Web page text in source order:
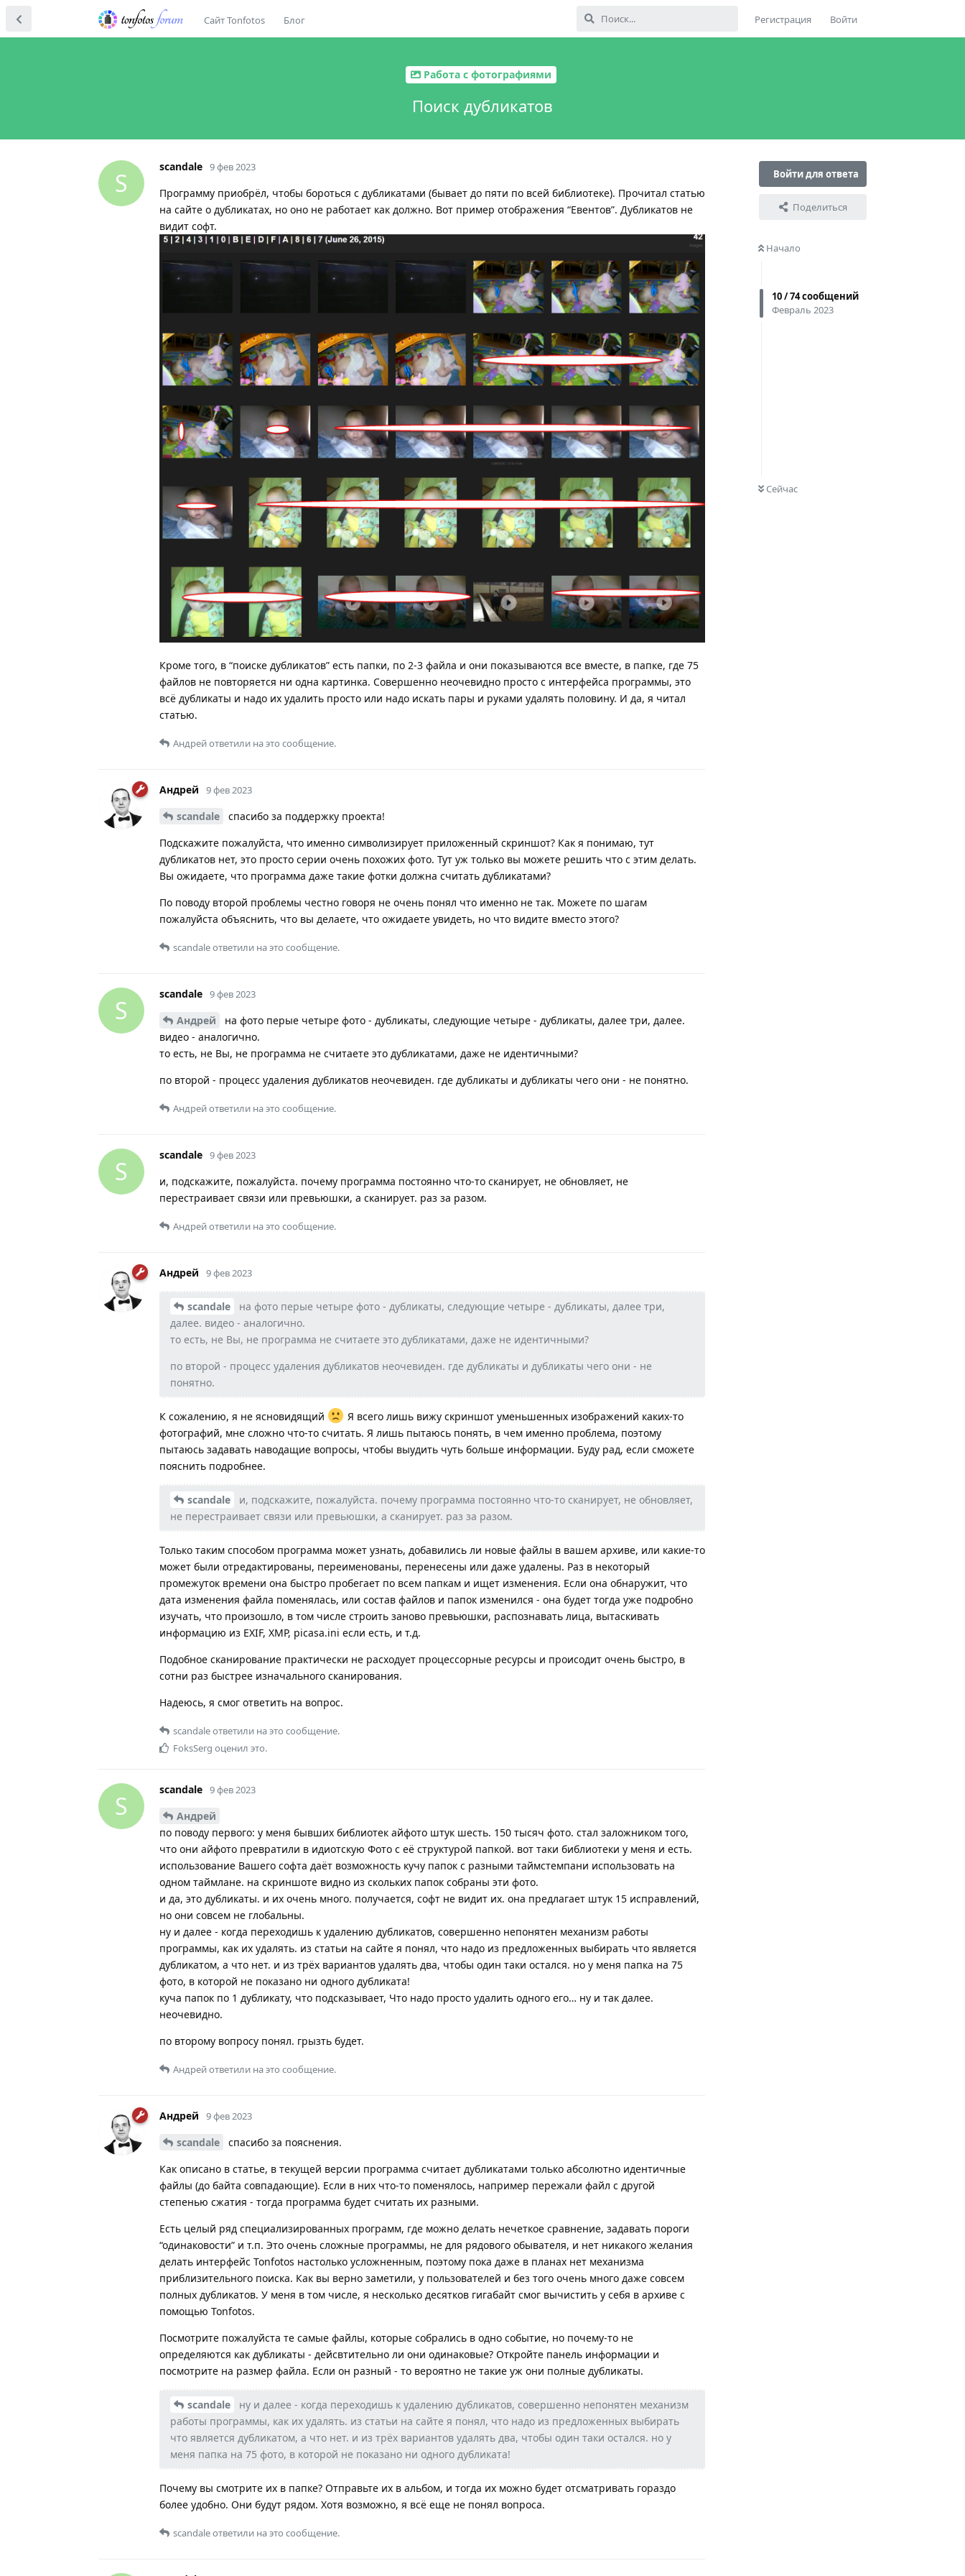
Сайт Tonfotos Блог Регистрация Войти
Работа с фотографиями
Поиск дубликатов
Войти для ответа
Поделиться
Начало
10/74сообщений
Февраль 2023
Сейчас
S
scandale 9 фев 2023
Программу приобрёл, чтобы бороться с дубликатами (бывает до пяти по всей библиотеке). Прочитал статью
на сайте о дубликатах, но оно не работает как должно. Вот пример отображения “Евентов”. Дубликатов не
видит софт.
Кроме того, в “поиске дубликатов” есть папки, по 2-3 файла и они показываются все вместе, в папке, где 75
файлов не повторяется ни одна картинка. Совершенно неочевидно просто с интерфейса программы, это
всё дубликаты и надо их удалить просто или надо искать пары и руками удалять половину. И да, я читал
статью.
Андрейответили на это сообщение.
Андрей 9 фев 2023
scandale
спасибо за поддержку проекта!
Подскажите пожалуйста, что именно символизирует приложенный скриншот? Как я понимаю, тут
дубликатов нет, это просто серии очень похожих фото. Тут уж только вы можете решить что с этим делать.
Вы ожидаете, что программа даже такие фотки должна считать дубликатами?
По поводу второй проблемы честно говоря не очень понял что именно не так. Можете по шагам
пожалуйста объяснить, что вы делаете, что ожидаете увидеть, но что видите вместо этого?
scandaleответили на это сообщение.
S
scandale 9 фев 2023
Андрей
на фото перые четыре фото - дубликаты, следующие четыре - дубликаты, далее три, далее.
видео - аналогично.
то есть, не Вы, не программа не считаете это дубликатами, даже не идентичными?
по второй - процесс удаления дубликатов неочевиден. где дубликаты и дубликаты чего они - не понятно.
Андрейответили на это сообщение.
S
scandale 9 фев 2023
и, подскажите, пожалуйста. почему программа постоянно что-то сканирует, не обновляет, не
перестраивает связи или превьюшки, а сканирует. раз за разом.
Андрейответили на это сообщение.
Андрей 9 фев 2023
scandale
на фото перые четыре фото - дубликаты, следующие четыре - дубликаты, далее три,
далее. видео - аналогично.
то есть, не Вы, не программа не считаете это дубликатами, даже не идентичными?
по второй - процесс удаления дубликатов неочевиден. где дубликаты и дубликаты чего они - не
понятно.
К сожалению, я не ясновидящий
Я всего лишь вижу скриншот уменьшенных изображений каких-то
фотографий, мне сложно что-то считать. Я лишь пытаюсь понять, в чем именно проблема, поэтому
пытаюсь задавать наводащие вопросы, чтобы выудить чуть больше информации. Буду рад, если сможете
пояснить подробнее.
scandale
и, подскажите, пожалуйста. почему программа постоянно что-то сканирует, не обновляет,
не перестраивает связи или превьюшки, а сканирует. раз за разом.
Только таким способом программа может узнать, добавились ли новые файлы в вашем архиве, или какие-то
может были отредактированы, переименованы, перенесены или даже удалены. Раз в некоторый
промежуток времени она быстро пробегает по всем папкам и ищет изменения. Если она обнаружит, что
дата изменения файла поменялась, или состав файлов и папок изменился - она будет тогда уже подробно
изучать, что произошло, в том числе строить заново превьюшки, распознавать лица, вытаскивать
информацию из EXIF, XMP, picasa.ini если есть, и т.д.
Подобное сканирование практически не расходует процессорные ресурсы и происодит очень быстро, в
сотни раз быстрее изначального сканирования.
Надеюсь, я смог ответить на вопрос.
scandaleответили на это сообщение.
FoksSerg оценил это.
S
scandale 9 фев 2023
Андрей
по поводу первого: у меня бывших библиотек айфото штук шесть. 150 тысяч фото. стал заложником того,
что они айфото превратили в идиотскую Фото с её структурой папкой. вот таки библиотеки у меня и есть.
использование Вашего софта даёт возможность кучу папок с разными таймстемпани использовать на
одном таймлане. на скриншоте видно из скольких папок собраны эти фото.
и да, это дубликаты. и их очень много. получается, софт не видит их. она предлагает штук 15 исправлений,
но они совсем не глобальны.
ну и далее - когда переходишь к удалению дубликатов, совершенно непонятен механизм работы
программы, как их удалять. из статьи на сайте я понял, что надо из предложенных выбирать что является
дубликатом, а что нет. и из трёх вариантов удалять два, чтобы один таки остался. но у меня папка на 75
фото, в которой не показано ни одного дубликата!
куча папок по 1 дубликату, что подсказывает, Что надо просто удалить одного его… ну и так далее.
неочевидно.
по второму вопросу понял. грызть будет.
Андрейответили на это сообщение.
Андрей 9 фев 2023
scandale
спасибо за пояснения.
Как описано в статье, в текущей версии программа считает дубликатами только абсолютно идентичные
файлы (до байта совпадающие). Если в них что-то поменялось, например пережали файл с другой
степенью сжатия - тогда программа будет считать их разными.
Есть целый ряд специализированных программ, где можно делать нечеткое сравнение, задавать пороги
“одинаковости” и т.п. Это очень сложные программы, не для рядового обывателя, и нет никакого желания
делать интерфейс Tonfotos настолько усложненным, поэтому пока даже в планах нет механизма
приблизительного поиска. Как вы верно заметили, у пользователей и без того очень много даже совсем
полных дубликатов. У меня в том числе, я несколько десятков гигабайт смог вычистить у себя в архиве с
помощью Tonfotos.
Посмотрите пожалуйста те самые файлы, которые собрались в одно событие, но почему-то не
определяются как дубликаты - дейсвтительно ли они одинаковые? Откройте панель информации и
посмотрите на размер файла. Если он разный - то вероятно не такие уж они полные дубликаты.
scandale
ну и далее - когда переходишь к удалению дубликатов, совершенно непонятен механизм
работы программы, как их удалять. из статьи на сайте я понял, что надо из предложенных выбирать
что является дубликатом, а что нет. и из трёх вариантов удалять два, чтобы один таки остался. но у
меня папка на 75 фото, в которой не показано ни одного дубликата!
Почему вы смотрите их в папке? Отправьте их в альбом, и тогда их можно будет отсматривать гораздо
более удобно. Они будут рядом. Хотя возможно, я всё еще не понял вопроса.
scandaleответили на это сообщение.